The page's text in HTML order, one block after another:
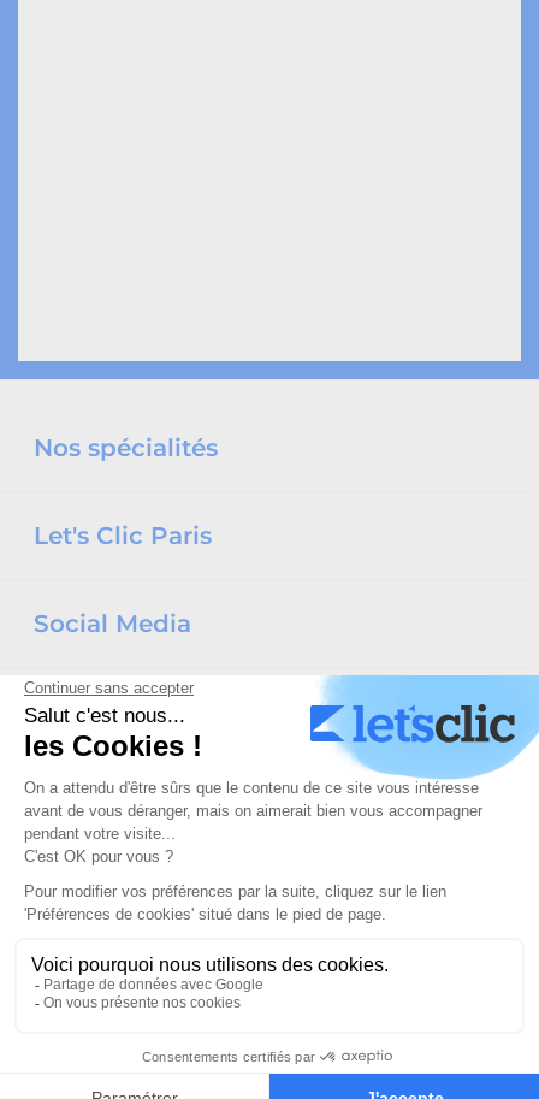
Nos spécialités
Let's Clic Paris
Social Media
La certification qualité a été délivrée au titre de la catégorie d'action
suivante :
Mentions
Politique de